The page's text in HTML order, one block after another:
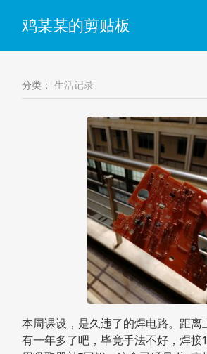
鸡某某的剪贴板
分类：生活记录
本周课设，是久违了的焊电路。距离
有一年多了吧，毕竟手法不好，焊接